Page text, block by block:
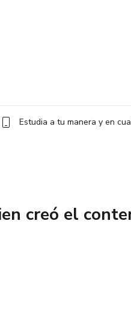
Estudia a tu manera y en
creó el